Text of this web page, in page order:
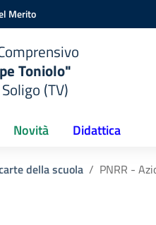
Merito
Toniolo"
(TV)
Novità Didattica
della scuola PNRR -